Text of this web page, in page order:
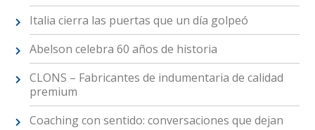
Italia cierra las puertas que un día golpeó
Abelson celebra 60 años de historia
CLONS – Fabricantes de indumentaria de calidad
premium
Coaching con sentido: conversaciones que dejan